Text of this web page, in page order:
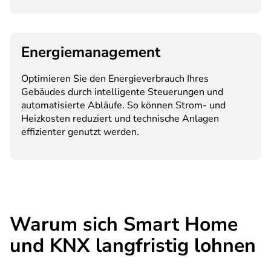
Energiemanagement
Optimieren Sie den Energieverbrauch Ihres
Gebäudes durch intelligente Steuerungen und
automatisierte Abläufe. So können Strom- und
Heizkosten reduziert und technische Anlagen
effizienter genutzt werden.
Warum sich Smart Home
und KNX langfristig lohnen